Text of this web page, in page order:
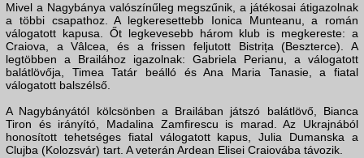
Mivel a Nagybánya valószínűleg megszűnik, a játékosai átigazolnak
a többi csapathoz. A legkeresettebb Ionica Munteanu, a román
válogatott kapusa. Őt legkevesebb három klub is megkereste: a
Craiova, a Vâlcea, és a frissen feljutott Bistrița (Beszterce). A
legtöbben a Brailához igazolnak: Gabriela Perianu, a válogatott
balátlövőja, Timea Tatár beálló és Ana Maria Tanasie, a fiatal
válogatott balszélső.
A Nagybányától kölcsönben a Brailában játszó balátlövő, Bianca
Tiron és irányító, Madalina Zamfirescu is marad. Az Ukrajnából
honosított tehetséges fiatal válogatott kapus, Julia Dumanska a
Clujba (Kolozsvár) tart. A veterán Ardean Elisei Craiovába távozik.